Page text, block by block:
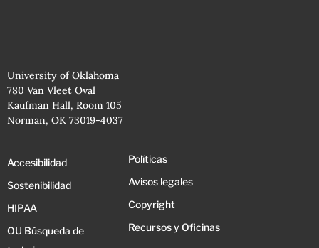
University of Oklahoma
780 Van Vleet Oval
Kaufman Hall, Room 105
Norman, OK 73019-4037
Accesibilidad
Sostenibilidad
HIPAA
OU Búsqueda de
Políticas
Avisos legales
Copyright
Recursos y Oficinas